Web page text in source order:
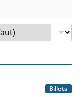
Colonne 1 : date,
Billets